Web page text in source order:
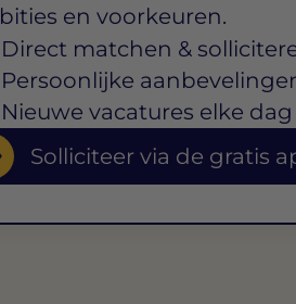
en voorkeuren.
Direct matchen &
Persoonlijke
Nieuwe vacatures elke dag
Solliciteer via de gratis